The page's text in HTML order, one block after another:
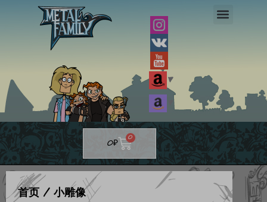
▼
0₽ 0
Cart
首页 / 小雕像